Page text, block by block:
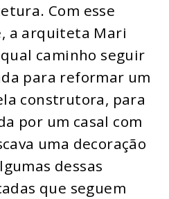
Com esse
a arquiteta Mari
caminho seguir
para reformar um
construtora, para
por um casal com
uma decoração
dessas
que seguem